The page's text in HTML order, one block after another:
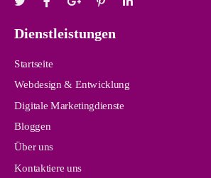
Dienstleistungen
Startseite
Webdesign & Entwicklung
Digitale Marketingdienste
Bloggen
Über uns
Kontaktiere uns